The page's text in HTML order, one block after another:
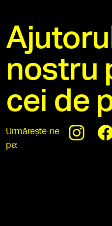
Ajutorul
nostru
cei de
Urmărește-ne
pe: